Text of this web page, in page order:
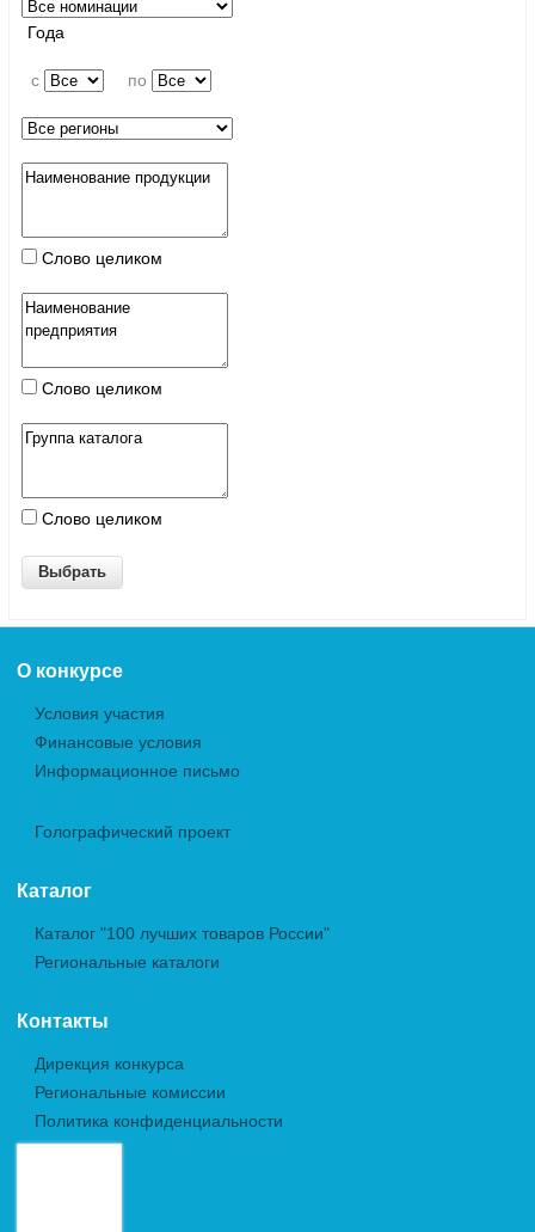
Года
c по
Слово целиком
Слово целиком
Слово целиком
О конкурсе
Условия участия
Финансовые условия
Информационное письмо
Голографический проект
Каталог
Каталог "100 лучших товаров России"
Региональные каталоги
Контакты
Дирекция конкурса
Региональные комиссии
Политика конфиденциальности